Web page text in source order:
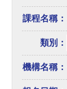
課程名稱：
類別：
機構名稱：